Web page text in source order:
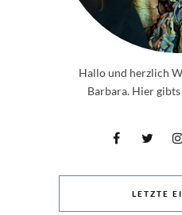
Hallo und herzlich
Barbara. Hier gibts
LETZTE